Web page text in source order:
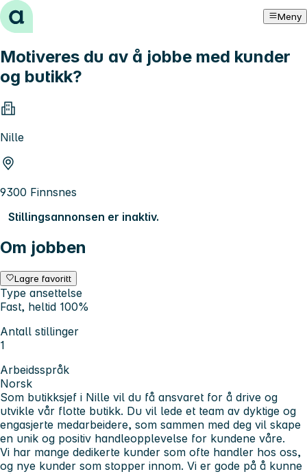
Hopp til innhold Meny
Motiveres du av å jobbe med kunder
og butikk?
Nille
9300 Finnsnes
Stillingsannonsen er inaktiv.
Om jobben
Lagre favoritt
Type ansettelse
Fast, heltid 100%
Antall stillinger
1
Arbeidsspråk
Norsk
Som butikksjef i Nille vil du få ansvaret for å drive og
utvikle vår flotte butikk. Du vil lede et team av dyktige og
engasjerte medarbeidere, som sammen med deg vil skape
en unik og positiv handleopplevelse for kundene våre.
Vi har mange dedikerte kunder som ofte handler hos oss,
og nye kunder som stopper innom. Vi er gode på å kunne